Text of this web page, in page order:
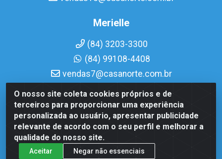
O nosso site coleta cookies próprios e de
terceiros para proporcionar uma experiência
personalizada ao usuário, apresentar publicidade
relevante de acordo com o seu perfil e melhorar a
qualidade do nosso site.
Aceitar Negar não essenciais
Merielle
(84) 3203-3300
(84) 99108-4408
vendas7@casanorte.com.br
Casa Norte LTDA - Av. Interventor Mário Câmara, 1815 - Dix-
Sept Rosado, Natal/RN - CEP 59054-600 - CNPJ
08.713.513/0001-51